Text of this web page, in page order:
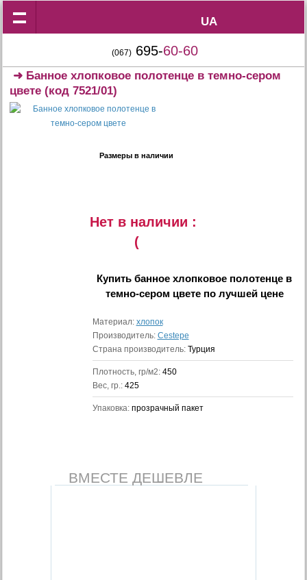
UA
UA
(067) 695-60-60
➜ Банное хлопковое полотенце в темно-сером
цвете (код 7521/01)
Размеры в наличии
Нет в наличии :
(
Купитьбанное хлопковое полотенце в
темно-сером цветепо лучшей цене
Материал: хлопок
Производитель: Cestepe
Страна производитель: Турция
Плотность, гр/м2: 450
Вес, гр.: 425
Упаковка: прозрачный пакет
ВМЕСТЕ ДЕШЕВЛЕ